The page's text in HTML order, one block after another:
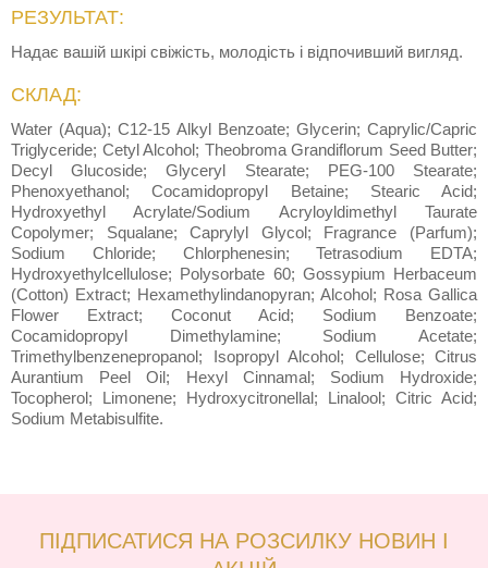
РЕЗУЛЬТАТ:
Надає вашій шкірі свіжість, молодість і відпочивший вигляд.
СКЛАД:
Water (Aqua); C12-15 Alkyl Benzoate; Glycerin; Caprylic/Capric
Triglyceride; Cetyl Alcohol; Theobroma Grandiflorum Seed Butter;
Decyl Glucoside; Glyceryl Stearate; PEG-100 Stearate;
Phenoxyethanol; Cocamidopropyl Betaine; Stearic Acid;
Hydroxyethyl Acrylate/Sodium Acryloyldimethyl Taurate
Copolymer; Squalane; Caprylyl Glycol; Fragrance (Parfum);
Sodium Chloride; Chlorphenesin; Tetrasodium EDTA;
Hydroxyethylcellulose; Polysorbate 60; Gossypium Herbaceum
(Cotton) Extract; Hexamethylindanopyran; Alcohol; Rosa Gallica
Flower Extract; Coconut Acid; Sodium Benzoate;
Cocamidopropyl Dimethylamine; Sodium Acetate;
Trimethylbenzenepropanol; Isopropyl Alcohol; Cellulose; Citrus
Aurantium Peel Oil; Hexyl Cinnamal; Sodium Hydroxide;
Tocopherol; Limonene; Hydroxycitronellal; Linalool; Citric Acid;
Sodium Metabisulfite.
ПІДПИСАТИСЯ НА РОЗСИЛКУ НОВИН І